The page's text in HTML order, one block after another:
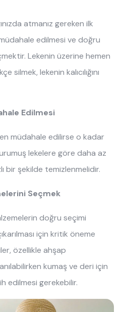
atmanız gereken ilk
edilmesi ve doğru
Lekenin üzerine hemen
silmek, lekenin kalıcılığını
Edilmesi
müdahale edilirse o kadar
lekelere göre daha az
bir şekilde temizlenmelidir.
Seçmek
doğru seçimi
için kritik öneme
özellikle ahşap
kumaş ve deri için
edilmesi gerekebilir.